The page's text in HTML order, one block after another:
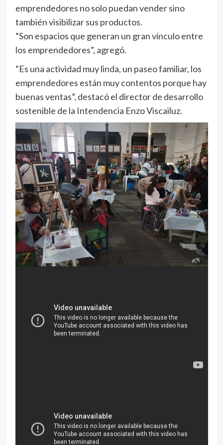
emprendedores no solo puedan vender sino
también visibilizar sus productos.
“Son espacios que generan un gran vínculo entre
los emprendedores”, agregó.
“Es una actividad muy linda, un paseo familiar, los
emprendedores están muy contentos porque hay
buenas ventas”, destacó el director de desarrollo
sostenible de la Intendencia Enzo Viscailuz.